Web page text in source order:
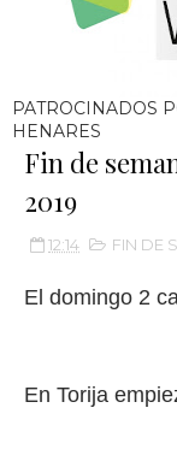
PATROCINADOS
HENARES
Fin de
2019
12:14 FIN DE
El domingo 2
En Torija